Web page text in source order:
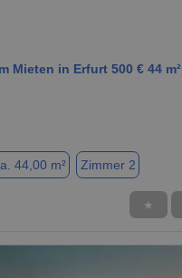
Mieten in Erfurt 500 € 44 m²
44,00 m² Zimmer 2
★